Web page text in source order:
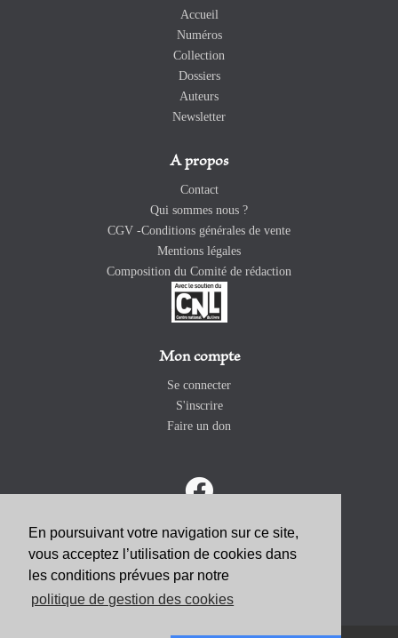
En poursuivant votre navigation sur ce site,
vous acceptez l’utilisation de cookies dans
les conditions prévues par notre
politique de gestion des cookies
Accueil
Numéros
Collection
Dossiers
Auteurs
Newsletter
A propos
Contact
Qui sommes nous ?
CGV -Conditions générales de vente
Mentions légales
Composition du Comité de rédaction
Mon compte
Se connecter
S'inscrire
Faire un don
ABONNEZ-VOUS